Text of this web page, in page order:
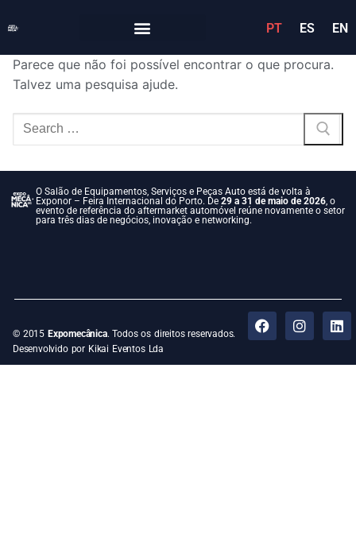
PT ES EN
Parece que não foi possível encontrar o que procura.
Talvez uma pesquisa ajude.
O Salão de Equipamentos, Serviços e Peças Auto está de volta à
Exponor – Feira Internacional do Porto. De29 a 31 de maio de 2026, o
evento de referência do aftermarket automóvel reúne novamente o setor
para três dias de negócios, inovação e networking.
© 2015 Expomecânica. Todos os direitos reservados.
Desenvolvido por Kikai Eventos Lda